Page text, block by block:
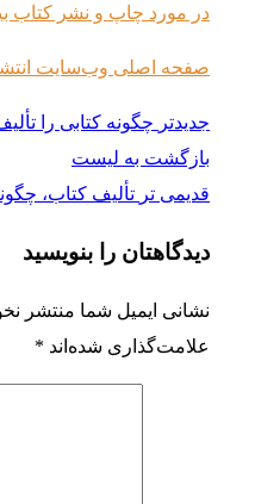
در مورد چاپ و نشر کتاب
صفحه اصلی وب‌سایت
جدیدتر چگونه کتابی را
بازگشت به لیست
قدیمی تر تألیف کتاب،
دیدگاهتان را بنویسید
نشانی ایمیل شما منتشر
علامت‌گذاری شده‌اند *